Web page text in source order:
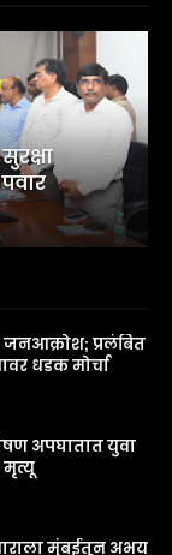
प्रलंबित
धडक मोर्चा
अपघातात युवा
मृत्यू
मुंबईतून अभय